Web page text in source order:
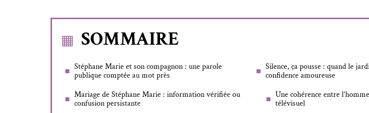
SOMMAIRE
Stéphane Marie et son compagnon : une parole
publique comptée au mot près
Mariage de Stéphane Marie : information vérifiée ou
confusion persistante
Silence, ça pousse : quand le
confidence amoureuse
Une cohérence entre
télévisuel